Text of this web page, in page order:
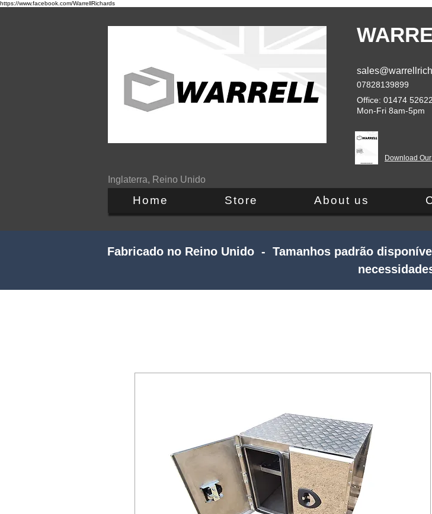
https://www.facebook.com/WarrellRichards
Inglaterra, Reino Unido
07828139899
Office: 01474
Mon-Fri 8am-5pm
Download
Home Store About us
Fabricado no Reino Unido - Tamanhos padrão